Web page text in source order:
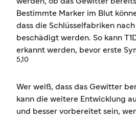
Bestimmte Marker im Blut
dass die Schlüsselfabriken
beschädigt werden. So kann
erkannt werden, bevor erste
5,10
Wer weiß, dass das Gewitter
kann die weitere Entwicklung
und besser vorbereitet sein,